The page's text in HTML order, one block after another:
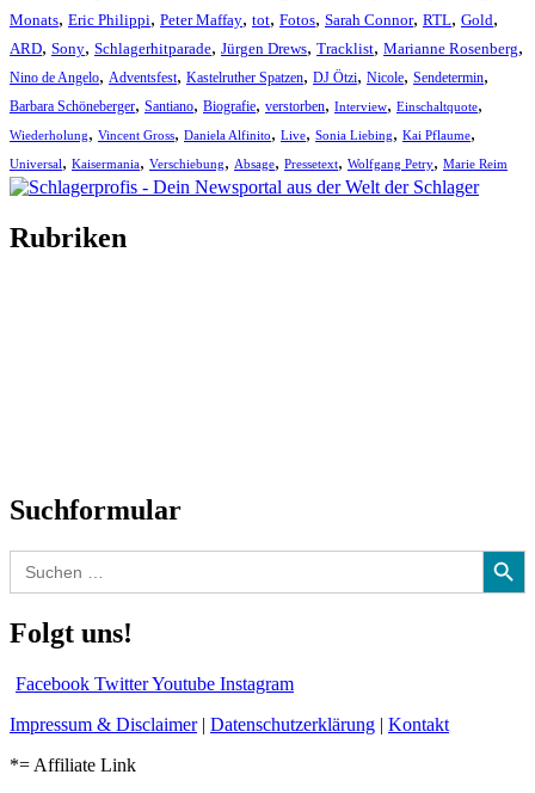
Monats, Eric Philippi, Peter Maffay, tot, Fotos, Sarah Connor, RTL, Gold,
ARD, Sony, Schlagerhitparade, Jürgen Drews, Tracklist, Marianne Rosenberg,
Nino de Angelo, Adventsfest, Kastelruther Spatzen, DJ Ötzi, Nicole, Sendetermin,
Barbara Schöneberger, Santiano, Biografie, verstorben, Interview, Einschaltquote,
Wiederholung, Vincent Gross, Daniela Alfinito, Live, Sonia Liebing, Kai Pflaume,
Universal, Kaisermania, Verschiebung, Absage, Pressetext, Wolfgang Petry, Marie Reim
Rubriken
Suchformular
Search
for:
Search Button
Folgt uns!
Facebook TwitterYoutube Instagram
Impressum & Disclaimer| Datenschutzerklärung | Kontakt
*= Affiliate Link